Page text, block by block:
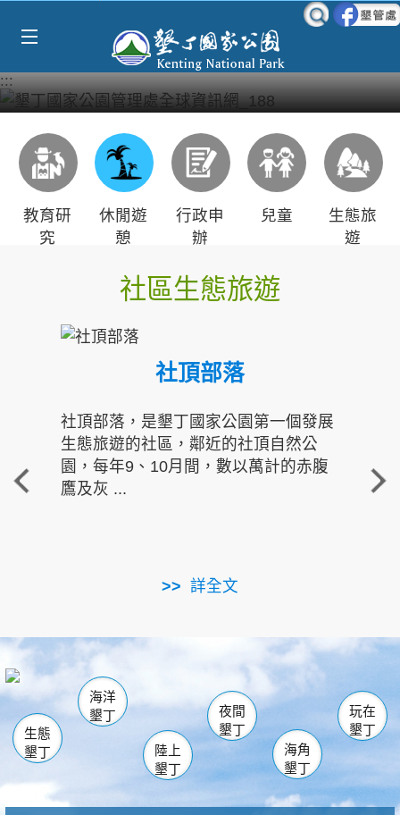
:::
教育研
究
休閒遊
憩
行政申
辦
兒童
生態旅
遊
社區生態旅遊
社頂部落
社頂部落，是墾丁國家公園第一個發展
生態旅遊的社區，鄰近的社頂自然公
園，每年9、10月間，數以萬計的赤腹
鷹及灰 ...
詳全文
重
走進
南仁湖
海生館
恆春 佳樂水
龍鑾潭自然中心 森林遊樂區
瓊麻館
關山 墾管處遊客中心
社頂公園 風吹沙
船帆石
白砂 龍磐公園
香蕉灣
砂島
鵝鑾鼻
生態
墾丁
海洋
墾丁
陸上
墾丁
夜間
墾丁
海角
墾丁
玩在
墾丁